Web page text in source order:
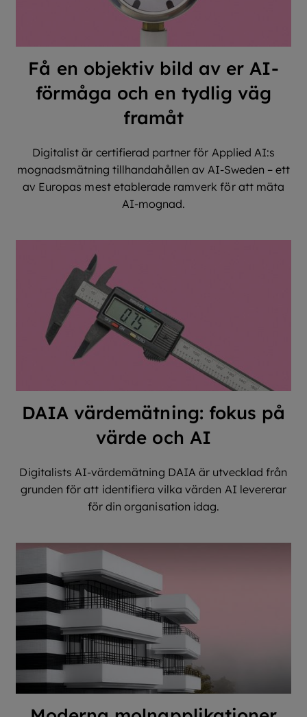
Få en objektiv bild av er AI-
förmåga och en tydlig väg
framåt
Digitalist är certifierad partner för Applied AI:s
mognadsmätning tillhandahållen av AI-Sweden – ett
av Europas mest etablerade ramverk för att mäta
AI-mognad.
DAIA värdemätning: fokus på
värde och AI
Digitalists AI-värdemätning DAIA är utvecklad från
grunden för att identifiera vilka värden AI levererar
för din organisation idag.